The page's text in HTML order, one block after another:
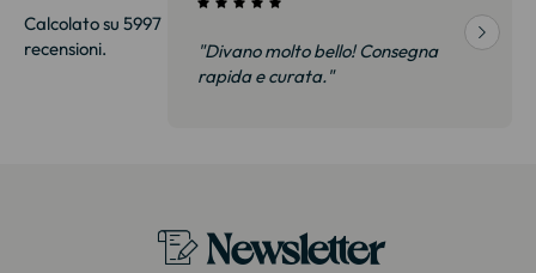
Calcolato su 5997
recensioni.
"Divano molto bello! Consegna
rapida e curata."
Newsletter